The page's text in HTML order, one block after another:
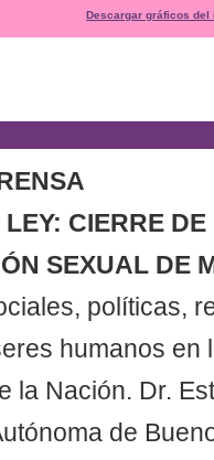
Descargar gráficos del
CIERRE
SEXUAL DE
políticas,
humanos
la Nación. Dr.
de